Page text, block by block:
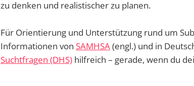
zu denken und realistischer zu planen.
Für Orientierung und Unterstützung rund um
Informationen von SAMHSA(engl.) und in
Suchtfragen (DHS) hilfreich – gerade, wenn du